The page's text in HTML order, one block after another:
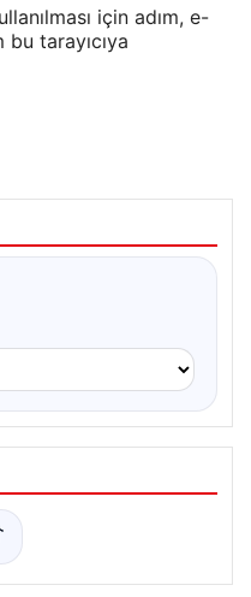
için adım, e-
tarayıcıya